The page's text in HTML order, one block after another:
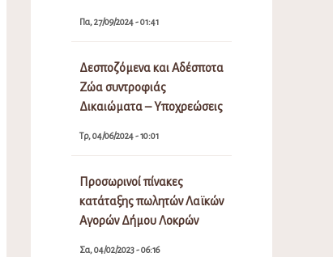
Πα, 27/09/2024 - 01:41
Δεσποζόμενα και Αδέσποτα
Ζώα συντροφιάς
Δικαιώματα – Υποχρεώσεις
Τρ, 04/06/2024 - 10:01
Προσωρινοί πίνακες
κατάταξης πωλητών Λαϊκών
Αγορών Δήμου Λοκρών
Σα, 04/02/2023 - 06:16